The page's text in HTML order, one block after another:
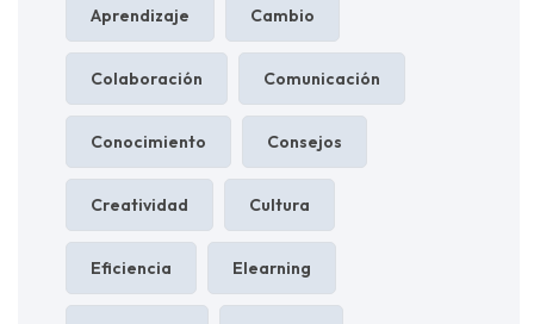
Aprendizaje Cambio
Colaboración Comunicación
Conocimiento Consejos
Creatividad Cultura
Eficiencia Elearning